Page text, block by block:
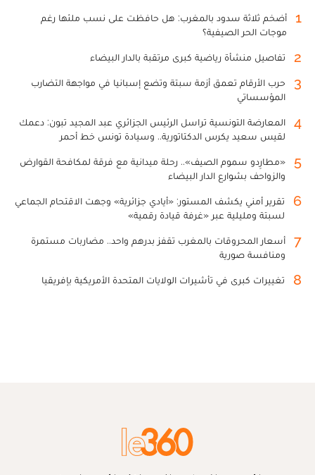
1
أضخم ثلاثة سدود بالمغرب: هل حافظت على نسب ملئها رغم
موجات الحر الصيفية؟
2 تفاصيل منشأة رياضية كبرى مرتقبة بالدار البيضاء
3
حرب الأرقام تعمق أزمة سبتة وتضع إسبانيا في مواجهة التضارب
المؤسساتي
4
المعارضة التونسية تراسل الرئيس الجزائري عبد المجيد تبون: دعمك
لقيس سعيد يكرس الدكتاتورية.. وسيادة تونس خط أحمر
5
«مطارِدو سموم الصيف».. رحلة ميدانية مع فرقة لمكافحة القوارض
والزواحف بشوارع الدار البيضاء
6
تقرير أمني يكشف المستور: «أيادي جزائرية» وجهت الاقتحام الجماعي
لسبتة ومليلية عبر «غرفة قيادة رقمية»
7
أسعار المحروقات بالمغرب تقفز بدرهم واحد.. مضاربات مستمرة
ومنافسة صورية
8 تغييرات كبرى في تأشيرات الولايات المتحدة الأمريكية بإفريقيا